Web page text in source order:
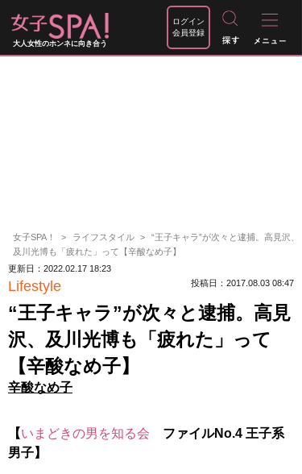
大人女性のホンネに向き合う
ログイン
会員登録
女子SPA！ ライフスタイル
“王子キャラ”が次々と逮捕。高見沢、
及川光博も「疲れた」って【辛酸なめ子】
更新日：2022.02.17 18:23
Lifestyle 投稿日：2017.08.03 08:47
“王子キャラ”が次々と逮捕。高見
沢、及川光博も「疲れた」って
【辛酸なめ子】
辛酸なめ子
【いまどきの男を知る会 ファイルNo.4 王子系
男子】